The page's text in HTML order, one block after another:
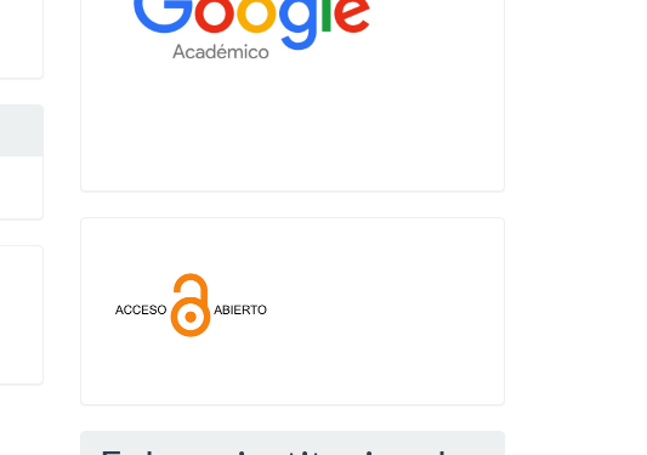
abierto